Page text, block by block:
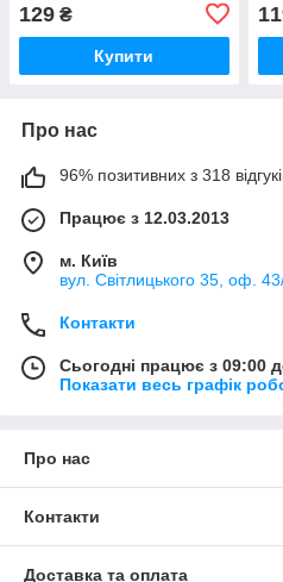
129 ₴
Купити
Про нас
96% позитивних з 318
Працює з 12.03.2013
м. Київ
вул. Світлицького 35, оф.
Контакти
Сьогодні працює з 09:00
Показати весь графік
Про нас
Контакти
Доставка та оплата